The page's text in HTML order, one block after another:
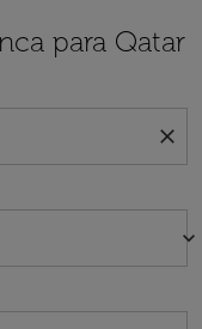
para Qatar
close
keyboard_arrow_down